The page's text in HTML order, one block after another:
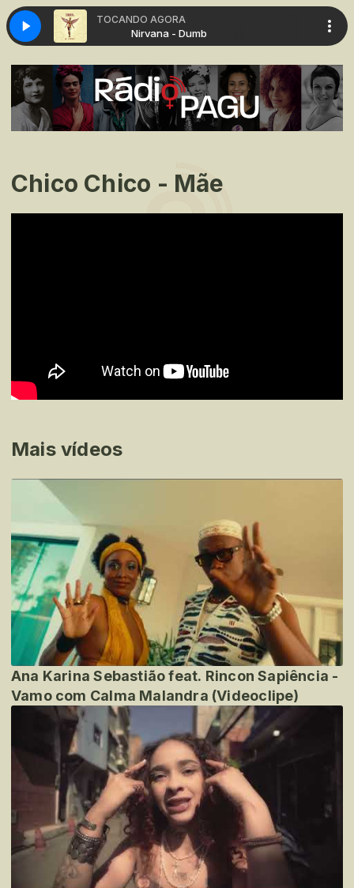
TOCANDO AGORA
- Dumb Nirvana - Dumb
Chico Chico - Mãe
Mais vídeos
Ana Karina Sebastião feat. Rincon Sapiência -
Vamo com Calma Malandra (Videoclipe)